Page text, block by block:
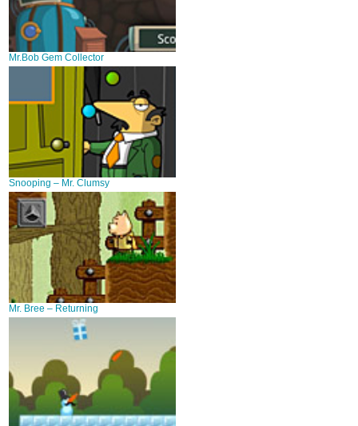
Mr.Bob Gem Collector
Snooping – Mr. Clumsy
Mr. Bree – Returning